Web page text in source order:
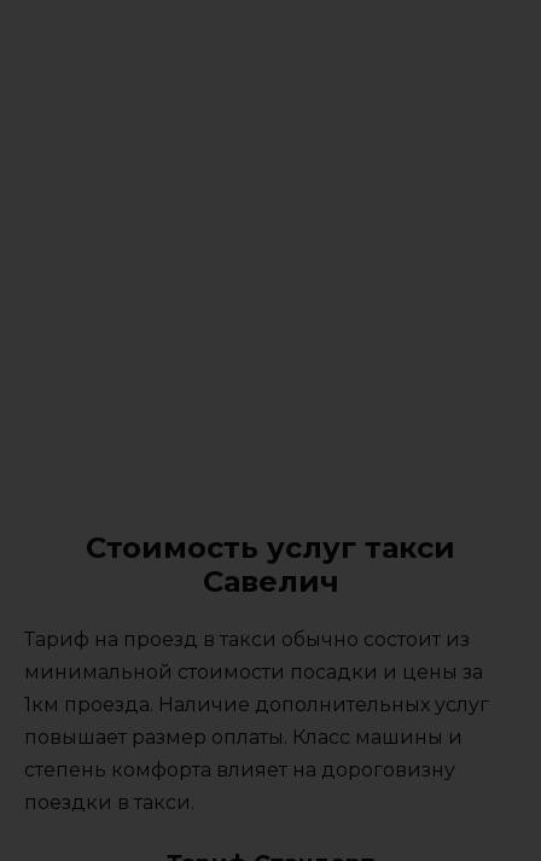
Стоимость услуг такси
Савелич
Тариф на проезд в такси обычно состоит из
минимальной стоимости посадки и цены за
1км проезда. Наличие дополнительных услуг
повышает размер оплаты. Класс машины и
степень комфорта влияет на дороговизну
поездки в такси.